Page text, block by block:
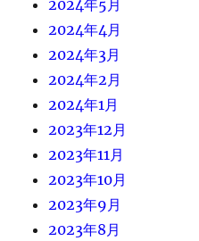
2024年5月
2024年4月
2024年3月
2024年2月
2024年1月
2023年12月
2023年11月
2023年10月
2023年9月
2023年8月